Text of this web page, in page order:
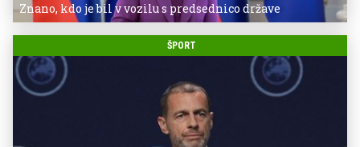
Znano, kdo je bil v vozilu s predsednico države
ŠPORT